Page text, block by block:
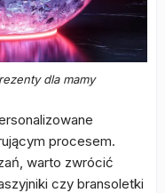
dla mamy
procesem.
warto zwrócić
czy bransoletki